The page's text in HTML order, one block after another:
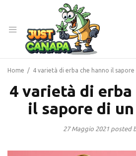
Home / 4 varietà di erba che hanno il sapore
4 varietà di erba
il sapore di
27 Maggio 2021 posted